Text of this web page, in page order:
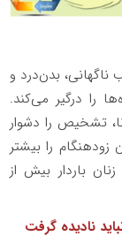
ناگهانی، بدن‌درد و
را درگیر می‌کند.
تشخیص را دشوار
را بیشتر
باردار بیش از
نادیده گرفت